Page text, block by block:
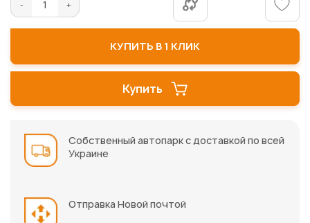
Купить
КУПИТЬ В 1 КЛИК
Собственный автопарк с доставкой по всей
Украине
Отправка Новой почтой